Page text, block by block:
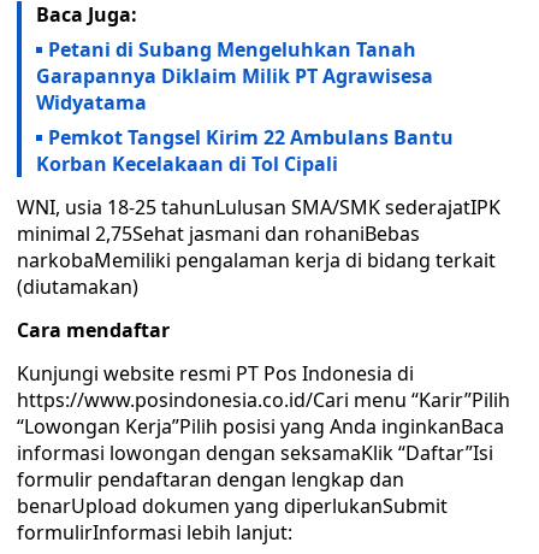
Baca Juga:
Petani di Subang Mengeluhkan Tanah
Garapannya Diklaim Milik PT Agrawisesa
Widyatama
Pemkot Tangsel Kirim 22 Ambulans Bantu
Korban Kecelakaan di Tol Cipali
WNI, usia 18-25 tahunLulusan SMA/SMK sederajatIPK
minimal 2,75Sehat jasmani dan rohaniBebas
narkobaMemiliki pengalaman kerja di bidang terkait
(diutamakan)
Cara mendaftar
Kunjungi website resmi PT Pos Indonesia di
https://www.posindonesia.co.id/Cari menu “Karir”Pilih
“Lowongan Kerja”Pilih posisi yang Anda inginkanBaca
informasi lowongan dengan seksamaKlik “Daftar”Isi
formulir pendaftaran dengan lengkap dan
benarUpload dokumen yang diperlukanSubmit
formulirInformasi lebih lanjut: